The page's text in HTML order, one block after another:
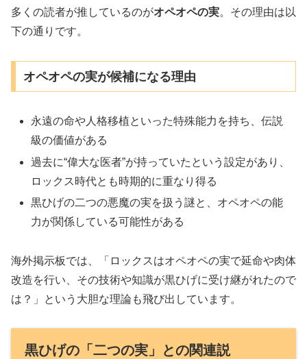
多くの読者が推しているのがオペオペの実。その理由は以
下の通りです。
オペオペの実が候補になる理由
永遠の命や人格移植といった特殊能力を持ち、伝説
級の価値がある
過去に“偉大な医者”が持っていたという設定があり、
ロックス時代とも時期的に重なり得る
黒ひげの二つの悪魔の実を扱う謎と、オペオペの能
力が関係している可能性がある
海外掲示板では、「ロックスはオペオペの実で延命や肉体
改造を行い、その技術や知識が黒ひげに受け継がれたので
は？」という大胆な理論も飛び出しています。
黒ひげの「二つの実」との関連説